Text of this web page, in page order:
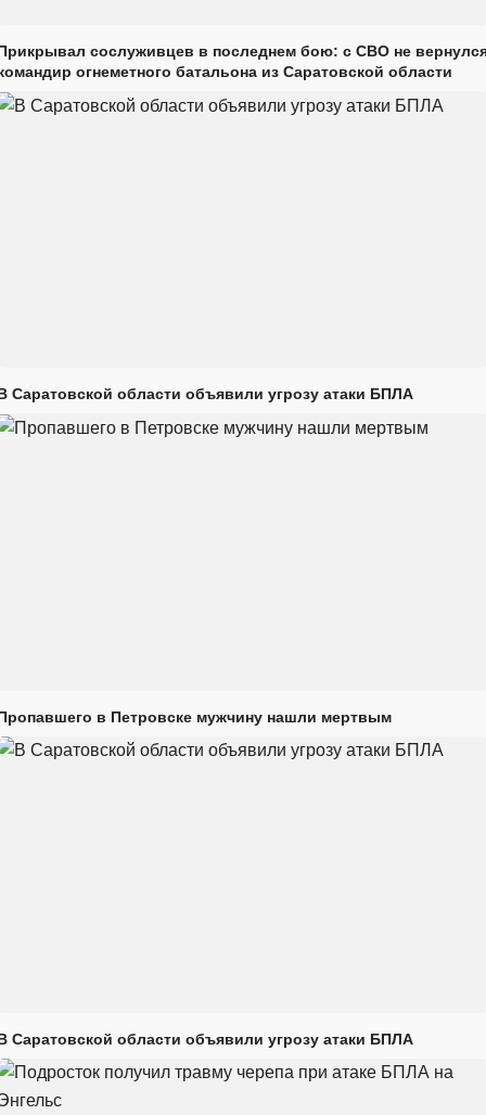
сослуживцев в последнем бою: с СВО не
огнеметного батальона из Саратовской области
Саратовской области объявили угрозу атаки БПЛА
в Петровске мужчину нашли мертвым
Саратовской области объявили угрозу атаки БПЛА